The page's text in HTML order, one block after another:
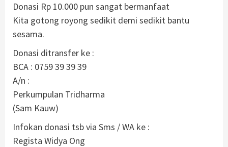
Donasi Rp 10.000 pun sangat bermanfaat
Kita gotong royong sedikit demi sedikit bantu
sesama.
Donasi ditransfer ke :
BCA : 0759 39 39 39
A/n :
Perkumpulan Tridharma
(Sam Kauw)
Infokan donasi tsb via Sms / WA ke :
Regista Widya Ong